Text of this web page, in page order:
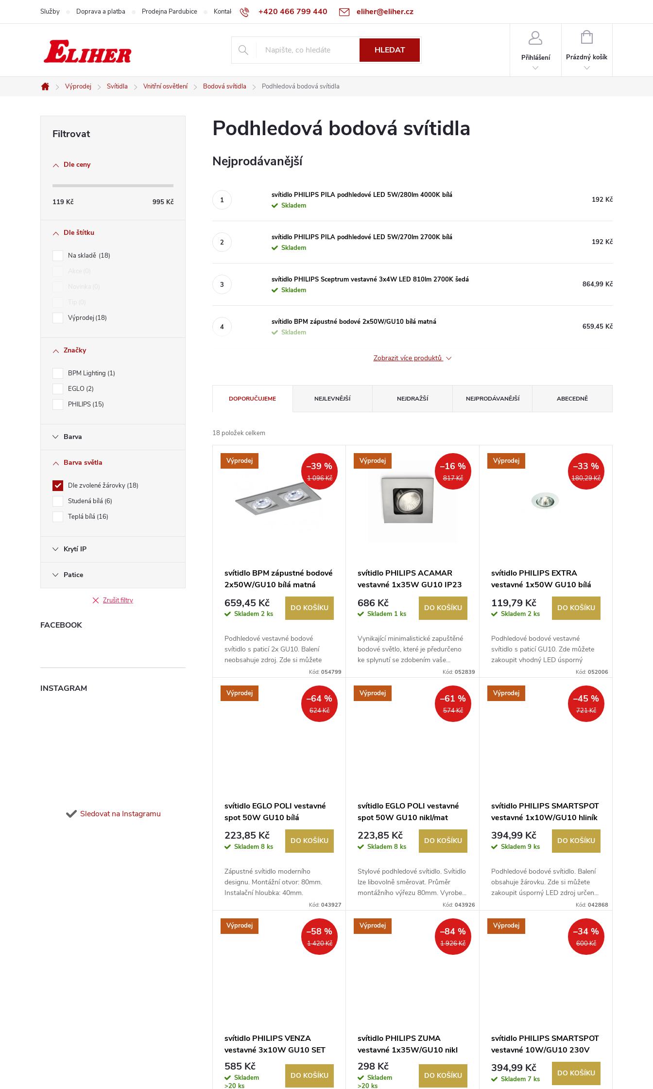
+420 466 799 440 eliher@eliher.cz
Služby Doprava a platba Prodejna Pardubice Kontakt Obchodní podmínky Reklamační řád Specialista na Bordeaux
HLEDAT
Přihlášení
NÁKUPNÍ
Prázdný košík
Domů
Výprodej Svítidla Vnitřní osvětlení Bodová svítidla Podhledová bodová svítidla
Dle ceny
119 Kč 995 Kč
Dle štítku
Na skladě 18
Výprodej 18
Značky
BPM Lighting 1
EGLO 2
PHILIPS 15
Barva
Barva světla
Dle zvolené žárovky 18
Studená bílá 6
Teplá bílá 16
Krytí IP
Patice
Zrušit filtry
FACEBOOK
INSTAGRAM
Sledovat na Instagramu
Podhledová bodová svítidla
Nejprodávanější
svítidlo PHILIPS PILA podhledové LED 5W/280lm 4000K bílá
Skladem
192 Kč
svítidlo PHILIPS PILA podhledové LED 5W/270lm 2700K bílá
Skladem
192 Kč
svítidlo PHILIPS Sceptrum vestavné 3x4W LED 810lm 2700K šedá
Skladem
864,99 Kč
svítidlo BPM zápustné bodové 2x50W/GU10 bílá matná
Skladem
659,45 Kč
Zobrazit více produktů
a
z
e
DOPORUČUJEME NEJLEVNĚJŠÍ NEJDRAŽŠÍ NEJPRODÁVANĚJŠÍ ABECEDNĚ
18 položek celkem
V
u
k
Výprodej
1 096 Kč
–39 %
svítidlo BPM zápustné bodové
2x50W/GU10 bílá matná
659,45 Kč
Skladem 2 ks
DO KOŠÍKU
Podhledové vestavné bodové
svítidlo s paticí 2x GU10. Balení
neobsahuje zdroj. Zde si můžete
Kód:054799
Výprodej
817 Kč
–16 %
svítidlo PHILIPS ACAMAR
vestavné 1x35W GU10 IP23
686 Kč
Skladem 1 ks
DO KOŠÍKU
Vynikající minimalistické zapuštěné
bodové světlo, které je předurčeno
ke splynutí se zdobením vaše...
Kód: 052839
Výprodej
180,29 Kč
–33 %
svítidlo PHILIPS EXTRA
vestavné 1x50W GU10 bílá
119,79 Kč
Skladem 2 ks
DO KOŠÍKU
Podhledové bodové vestavné
svítidlo s paticí GU10. Zde můžete
zakoupit vhodný LED úsporný
Kód: 052006
Výprodej
624 Kč
–64 %
svítidlo EGLO POLI vestavné
spot 50W GU10 bílá
223,85 Kč
Skladem 8 ks
DO KOŠÍKU
Zápustné svítidlo moderního
designu. Montážní otvor: 80mm.
Instalační hloubka: 40mm.
Kód:043927
Výprodej
574 Kč
–61 %
svítidlo EGLO POLI vestavné
spot 50W GU10 nikl/mat
223,85 Kč
Skladem8 ks
DO KOŠÍKU
Stylové podhledové svítidlo. Svítidlo
lze libovolně směrovat. Průměr
montážního výřezu 80mm. Vyrobe...
Kód: 043926
Výprodej
721 Kč
–45 %
svítidlo PHILIPS SMARTSPOT
vestavné 1x10W/GU10 hliník
394,99 Kč
Skladem 9 ks
DO KOŠÍKU
Podhledové bodové svítidlo. Balení
obsahuje žárovku. Zde si můžete
zakoupit úsporný LED zdroj určen...
Kód: 042868
Výprodej
1 420 Kč
–58 %
svítidlo PHILIPS VENZA
vestavné 3x10W GU10 SET
nikl
585 Kč
Skladem
>20 ks
DO KOŠÍKU
Výprodej
1 926 Kč
–84 %
svítidlo PHILIPS ZUMA
vestavné 1x35W/GU10 nikl
298 Kč
Skladem
>20 ks
DO KOŠÍKU
Výprodej
600 Kč
–34 %
svítidlo PHILIPS SMARTSPOT
vestavné 10W/GU10 230V
hliník
394,99 Kč
Skladem 7 ks
DO KOŠÍKU